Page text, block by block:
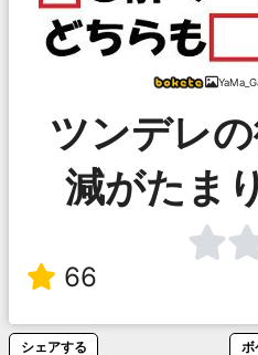
ツンデレ
減がたま
66
シェアする ボ